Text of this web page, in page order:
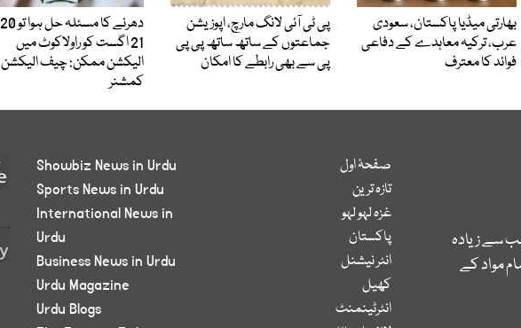
بھارتی میڈیا پاکستان، سعودی
عرب، ترکیہ معاہدے کے دفاعی
فوائد کا معترف
پی ٹی آئی لانگ مارچ، اپوزیشن
جماعتوں کے ساتھ ساتھ پی پی
پی سے بھی رابطے کا امکان
21 اگست کو راولاکوٹ میں
الیکشن ممکن: چیف الیکشن
کمشنر
سے زیادہ
مواد کے
صفحۂ اول
تازہ ترین
غزہ لہو لہو
پاکستان
انٹر نیشنل
کھیل
انٹرٹینمنٹ
Showbiz News in Urdu
Sports News in Urdu
International News in
Urdu
Business News in Urdu
Urdu Magazine
Urdu Blogs